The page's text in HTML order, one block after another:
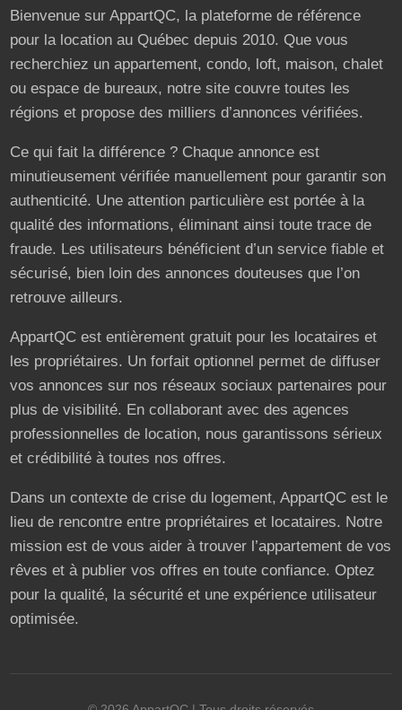
Bienvenue sur AppartQC, la plateforme de référence
pour la location au Québec depuis 2010. Que vous
recherchiez un appartement, condo, loft, maison, chalet
ou espace de bureaux, notre site couvre toutes les
régions et propose des milliers d’annonces vérifiées.
Ce qui fait la différence ? Chaque annonce est
minutieusement vérifiée manuellement pour garantir son
authenticité. Une attention particulière est portée à la
qualité des informations, éliminant ainsi toute trace de
fraude. Les utilisateurs bénéficient d’un service fiable et
sécurisé, bien loin des annonces douteuses que l’on
retrouve ailleurs.
AppartQC est entièrement gratuit pour les locataires et
les propriétaires. Un forfait optionnel permet de diffuser
vos annonces sur nos réseaux sociaux partenaires pour
plus de visibilité. En collaborant avec des agences
professionnelles de location, nous garantissons sérieux
et crédibilité à toutes nos offres.
Dans un contexte de crise du logement, AppartQC est le
lieu de rencontre entre propriétaires et locataires. Notre
mission est de vous aider à trouver l’appartement de vos
rêves et à publier vos offres en toute confiance. Optez
pour la qualité, la sécurité et une expérience utilisateur
optimisée.